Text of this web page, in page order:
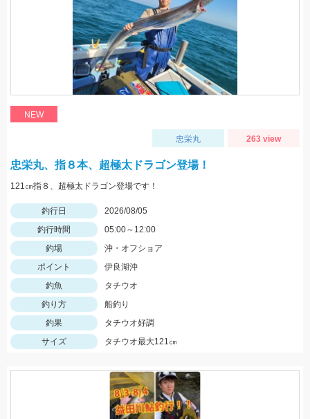
NEW
忠栄丸 263 view
忠栄丸、指８本、超極太ドラゴン登場！
121㎝指８、超極太ドラゴン登場です！
釣行日
2026/08/05
釣行時間
05:00～12:00
釣場
沖・オフショア
ポイント
伊良湖沖
釣魚
タチウオ
釣り方
船釣り
釣果
タチウオ好調
サイズ
タチウオ最大121㎝